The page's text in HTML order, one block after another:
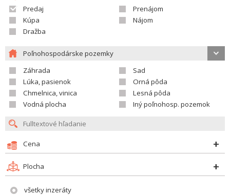
Predaj
Prenájom
Kúpa
Nájom
Dražba
Poľnohospodárske pozemky
Záhrada
Sad
Lúka, pasienok
Orná pôda
Chmelnica, vinica
Lesná pôda
Vodná plocha
Iný poľnohosp. pozemok
Cena
Plocha
všetky inzeráty